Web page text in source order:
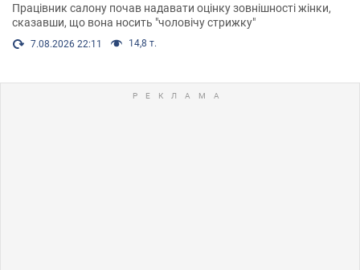
Працівник салону почав надавати оцінку зовнішності жінки,
сказавши, що вона носить "чоловічу стрижку"
7.08.2026 22:11 14,8 т.